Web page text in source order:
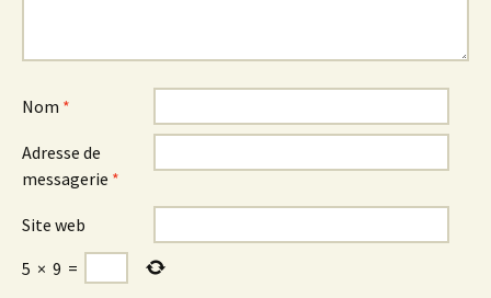
Nom *
Adresse de
messagerie *
Site web
5 × 9 =